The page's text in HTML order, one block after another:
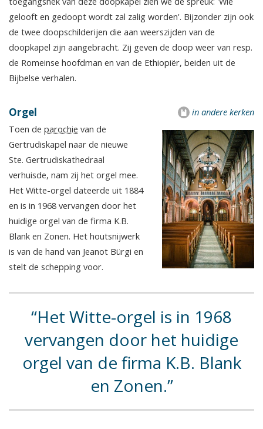
gelooft en gedoopt wordt zal zalig worden'. Bijzonder zijn ook
de twee doopschilderijen die aan weerszijden van de
doopkapel zijn aangebracht. Zij geven de doop weer van resp.
de Romeinse hoofdman en van de Ethiopiër, beiden uit de
Bijbelse verhalen.
in andere kerken
Orgel
Toen de parochie van de
Gertrudiskapel naar de nieuwe
Ste. Gertrudiskathedraal
verhuisde, nam zij het orgel mee.
Het Witte-orgel dateerde uit 1884
en is in 1968 vervangen door het
huidige orgel van de firma K.B.
Blank en Zonen. Het houtsnijwerk
is van de hand van Jeanot Bürgi en
stelt de schepping voor.
Het Witte-orgel is in 1968
vervangen door het huidige
orgel van de firma K.B. Blank
en Zonen.